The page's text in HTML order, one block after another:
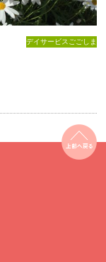
デイサービスごごしま